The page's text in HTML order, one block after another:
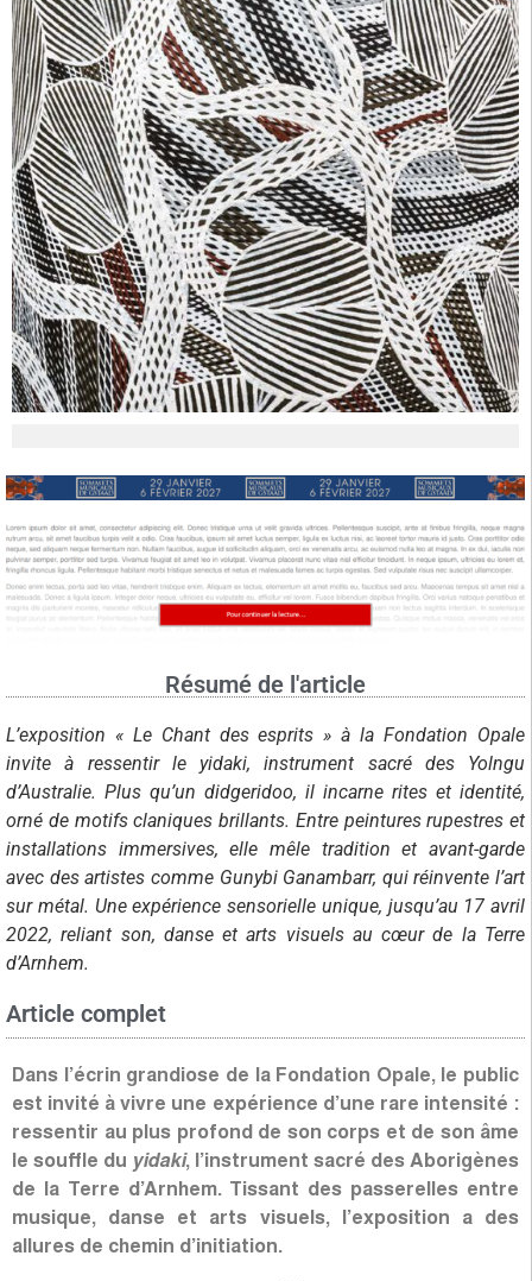
Résumé de l'article
L’exposition « Le Chant des esprits » à la Fondation Opale
invite à ressentir le yidaki, instrument sacré des Yolngu
d’Australie. Plus qu’un didgeridoo, il incarne rites et identité,
orné de motifs claniques brillants. Entre peintures rupestres et
installations immersives, elle mêle tradition et avant-garde
avec des artistes comme Gunybi Ganambarr, qui réinvente l’art
sur métal. Une expérience sensorielle unique, jusqu’au 17 avril
2022, reliant son, danse et arts visuels au cœur de la Terre
d’Arnhem.
Article complet
Dans l’écrin grandiose de la Fondation Opale, le public
est invité à vivre une expérience d’une rare intensité :
ressentir au plus profond de son corps et de son âme
le souffle du yidaki, l’instrument sacré des Aborigènes
de la Terre d’Arnhem. Tissant des passerelles entre
musique, danse et arts visuels, l’exposition a des
allures de chemin d’initiation.